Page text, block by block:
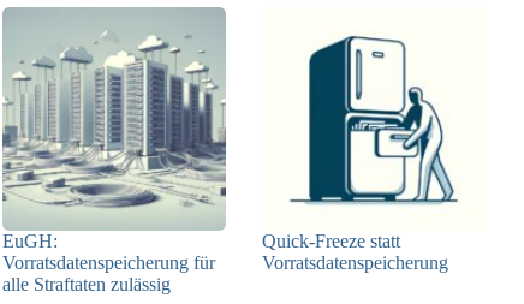
EuGH:
Vorratsdatenspeicherung für
alle Straftaten zulässig
Quick-Freeze statt
Vorratsdatenspeicherung